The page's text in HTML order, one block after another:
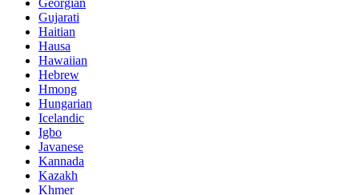
Georgian
Gujarati
Haitian
Hausa
Hawaiian
Hebrew
Hmong
Hungarian
Icelandic
Igbo
Javanese
Kannada
Kazakh
Khmer